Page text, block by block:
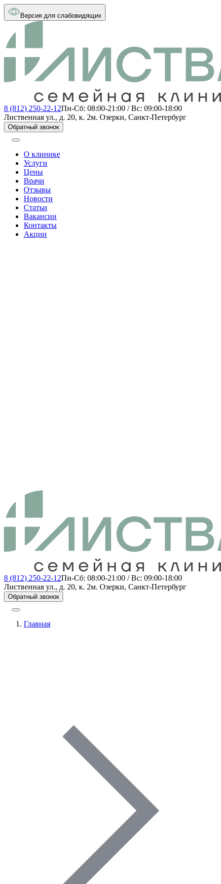
Версия для слабовидящих
8 (812) 250-22-12Пн-Сб: 08:00-21:00 / Вс: 09:00-18:00
Лиственная ул., д. 20, к. 2м. Озерки, Санкт-Петербург
Обратный звонок
О клинике
Услуги
Цены
Врачи
Отзывы
Новости
Статьи
Вакансии
Контакты
Акции
8 (812) 250-22-12Пн-Сб: 08:00-21:00 / Вс: 09:00-18:00
Лиственная ул., д. 20, к. 2м. Озерки, Санкт-Петербург
Обратный звонок
Главная